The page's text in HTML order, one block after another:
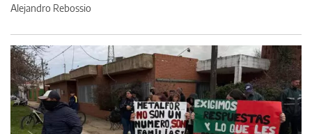
Alejandro Rebossio